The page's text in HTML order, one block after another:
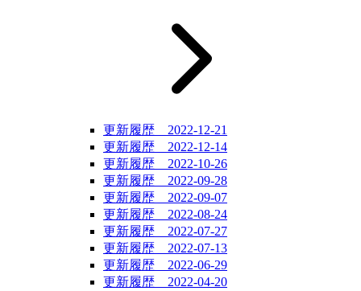
更新履歴 2022-12-21
更新履歴 2022-12-14
更新履歴 2022-10-26
更新履歴 2022-09-28
更新履歴 2022-09-07
更新履歴 2022-08-24
更新履歴 2022-07-27
更新履歴 2022-07-13
更新履歴 2022-06-29
更新履歴 2022-04-20